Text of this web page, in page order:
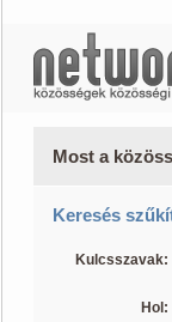
Most a
Keresés
Kulcsszavak:
Hol: